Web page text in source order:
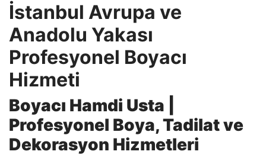
İstanbul Avrupa ve
Anadolu Yakası
Profesyonel Boyacı
Hizmeti
Boyacı Hamdi Usta |
Profesyonel Boya, Tadilat ve
Dekorasyon Hizmetleri